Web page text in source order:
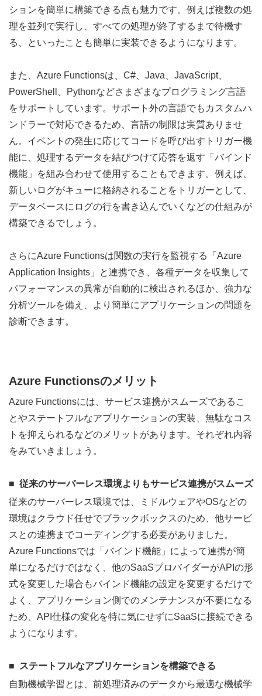
ションを簡単に構築できる点も魅力です。例えば複数の処
理を並列で実行し、すべての処理が終了するまで待機す
る、といったことも簡単に実装できるようになります。
また、Azure Functionsは、C#、Java、JavaScript、
PowerShell、Pythonなどさまざまなプログラミング言語
をサポートしています。サポート外の言語でもカスタムハ
ンドラーで対応できるため、言語の制限は実質ありませ
ん。イベントの発生に応じてコードを呼び出すトリガー機
能に、処理するデータを結びつけて応答を返す「バインド
機能」を組み合わせて使用することもできます。例えば、
新しいログがキューに格納されることをトリガーとして、
データベースにログの行を書き込んでいくなどの仕組みが
構築できるでしょう。
さらにAzure Functionsは関数の実行を監視する「Azure
Application Insights」と連携でき、各種データを収集して
パフォーマンスの異常が自動的に検出されるほか、強力な
分析ツールを備え、より簡単にアプリケーションの問題を
診断できます。
Azure Functionsのメリット
Azure Functionsには、サービス連携がスムーズであるこ
とやステートフルなアプリケーションの実装、無駄なコス
トを抑えられるなどのメリットがあります。それぞれ内容
をみていきましょう。
従来のサーバーレス環境よりもサービス連携がスムーズ
従来のサーバーレス環境では、ミドルウェアやOSなどの
環境はクラウド任せでブラックボックスのため、他サービ
スとの連携までコーディングする必要がありました。
Azure Functionsでは「バインド機能」によって連携が簡
単になるだけではなく、他のSaaSプロバイダーがAPIの形
式を変更した場合もバインド機能の設定を変更するだけで
よく、アプリケーション側でのメンテナンスが不要になる
ため、API仕様の変化を特に気にせずにSaaSに接続できる
ようになります。
ステートフルなアプリケーションを構築できる
自動機械学習とは、前処理済みのデータから最適な機械学